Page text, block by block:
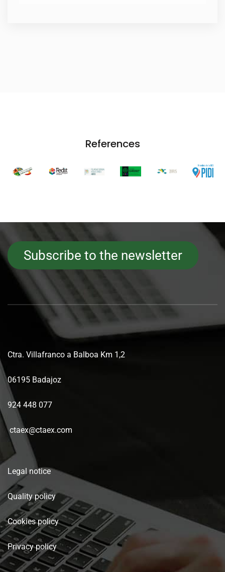
References
Subscribe to the newsletter
Ctra. Villafranco a Balboa Km 1,2
06195 Badajoz
924 448 077
ctaex@ctaex.com
Legal notice
Quality policy
Cookies policy
Privacy policy